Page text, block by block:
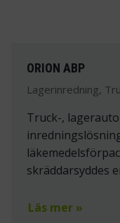
ORION ABP
Lagerinredning,
Truck-,
skräddarsyddes
Läs mer »